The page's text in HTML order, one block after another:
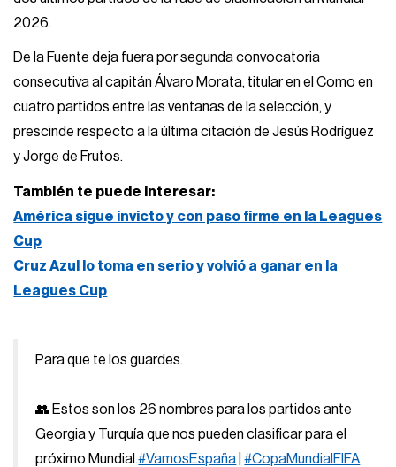
2026.
De la Fuente deja fuera por segunda convocatoria
consecutiva al capitán Álvaro Morata, titular en el Como en
cuatro partidos entre las ventanas de la selección, y
prescinde respecto a la última citación de Jesús Rodríguez
y Jorge de Frutos.
También te puede interesar:
América sigue invicto y con paso firme en la Leagues
Cup
Cruz Azul lo toma en serio y volvió a ganar en la
Leagues Cup
Para que te los guardes.
👥 Estos son los 26 nombres para los partidos ante
Georgia y Turquía que nos pueden clasificar para el
próximo Mundial.#VamosEspaña |#CopaMundialFIFA